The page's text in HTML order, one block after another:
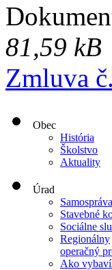
81,59 kB
Zmluva
Obec
História
Školstvo
Aktuality
Úrad
Samospráva
Stavebné
Sociálne
Regionálny
operačný
Ako